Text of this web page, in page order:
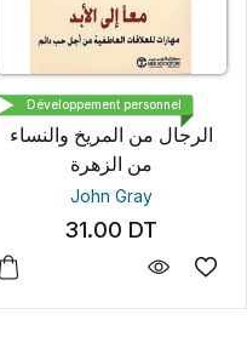
مكتبة جرير
الرجال من المريخ والنساء
من الزهرة
John Gray
31.00 DT
Développement personnel